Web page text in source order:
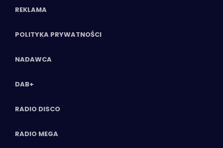
REKLAMA
POLITYKA PRYWATNOŚCI
NADAWCA
DAB+
RADIO DISCO
RADIO MEGA